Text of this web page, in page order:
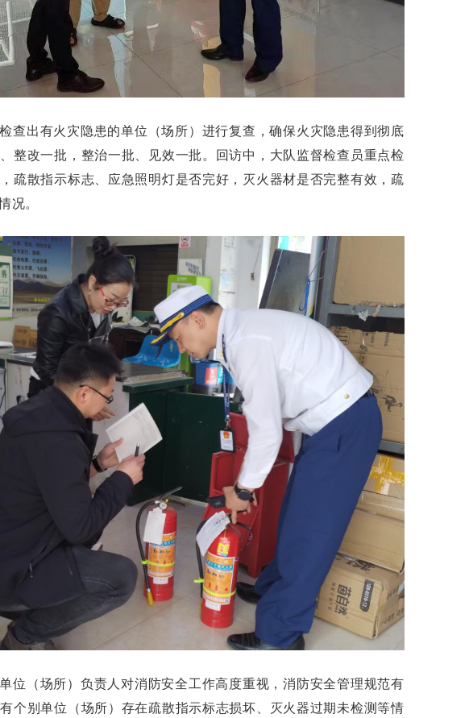
查出有火灾隐患的单位（场所）进行复查，确保火灾隐患得到彻底
整改一批，整治一批、见效一批。回访中，大队监督检查员重点检
疏散指示标志、应急照明灯是否完好，灭火器材是否完整有效，疏
况。
位（场所）负责人对消防安全工作高度重视，消防安全管理规范有
个别单位（场所）存在疏散指示标志损坏、灭火器过期未检测等情